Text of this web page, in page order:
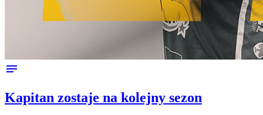
notes
Kapitan zostaje na kolejny sezon